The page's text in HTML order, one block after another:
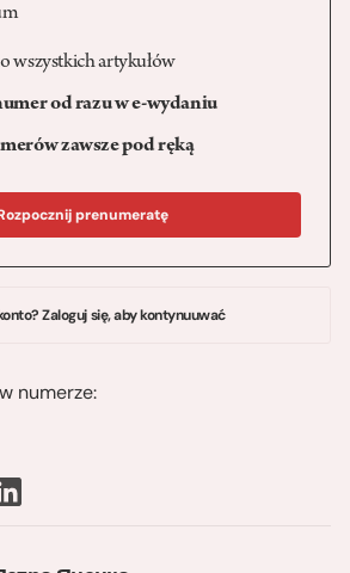
wszystkich artykułów
od razu w e-wydaniu
zawsze pod ręką
prenumeratę
Zaloguj się, aby kontynuuwać
numerze: